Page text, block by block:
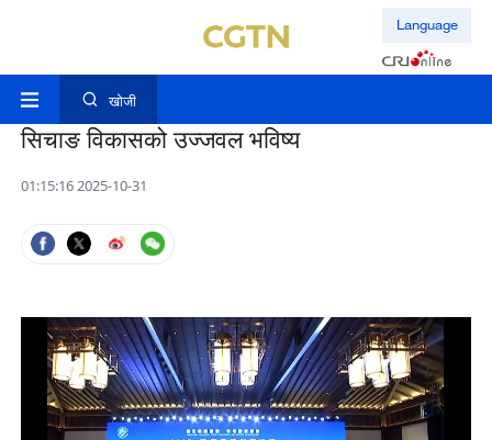
Language
खोजी
सिचाङ विकासको उज्जवल भविष्य
01:15:16 2025-10-31